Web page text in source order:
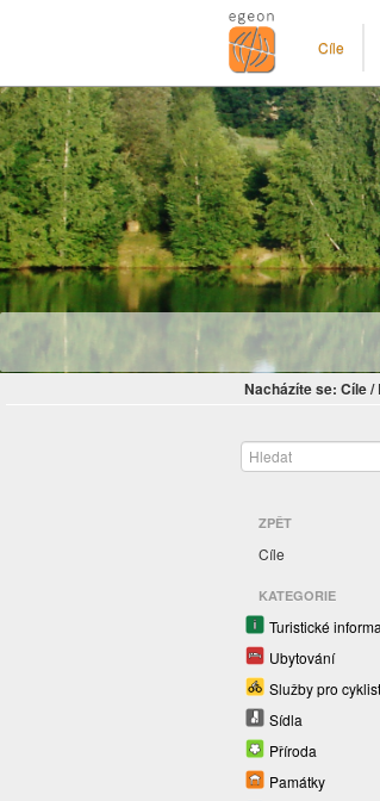
Cíle
Nacházíte se: Cíle/
ZPĚT
Cíle
KATEGORIE
Turistické
Ubytování
Služby pro
Sídla
Příroda
Památky